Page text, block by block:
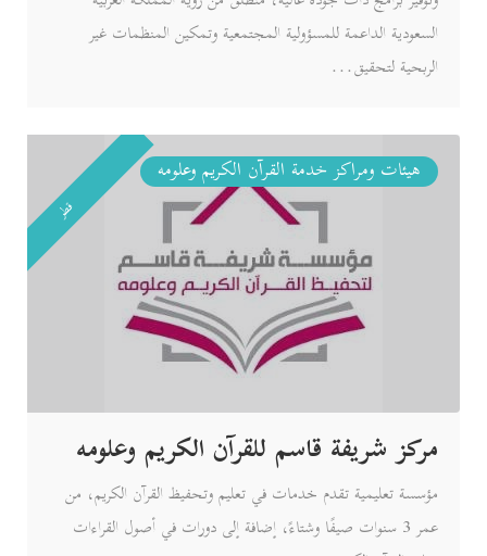
السعودية الداعمة للمسؤولية المجتمعية وتمكين المنظمات غير
الربحية لتحقيق...
هيئات ومراكز خدمة القرآن الكريم وعلومه
قطر
مركز شريفة قاسم للقرآن الكريم وعلومه
مؤسسة تعليمية تقدم خدمات في تعليم وتحفيظ القرآن الكريم، من
عمر 3 سنوات صيفًا وشتاءً، إضافة إلى دورات في أصول القراءات